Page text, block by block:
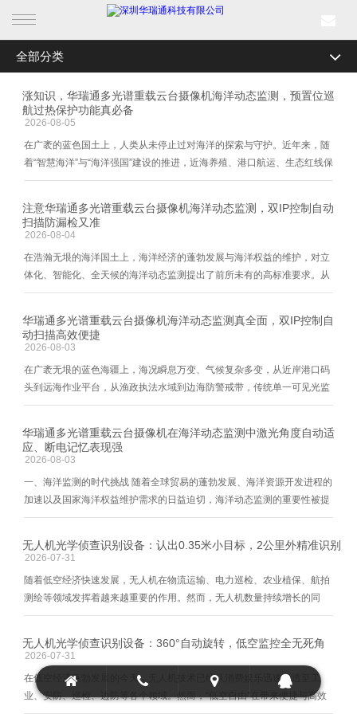
首页
产品中心
行业产品
解决方案
成功案例
新闻中心
全部分类
公司新闻
行业资讯
媒体关注
涨知识，华瑞通多光谱重载云台摄像机海洋动态监测，预置位巡
航过热保护功能真必备
2026-08-05
在广袤的蓝色国土上，人类从未停止过对海洋的探索与守护。近年来，随
着“智慧海洋”与“海洋强国”建设的推进，近海养殖、港口航运、生态红线保
护、海上风电等场景对海洋动态监测的需求呈现爆发式增长。然而，不同
注意华瑞通多光谱重载云台摄像机海洋动态监测，双IP控制自动
扫描防漏检又准
2026-08-04
在浩瀚无垠的海洋国土上，海洋经济的蓬勃发展与海洋权益的维护，对立
体化、智能化、全天候的海洋动态监测提出了前所未有的高标准要求。从
港口航道安全、海洋生态保护到海上执法取证，传统的监测手段常常受限
华瑞通多光谱重载云台摄像机海洋动态监测真全面，双IP控制自
动扫描高效便捷
2026-08-03
在广袤无垠的蓝色海疆上，海况瞬息万变、气候复杂多变，从近岸港口码
头到远海作业平台，从渔政执法水域到边海防警戒带，传统单一可见光监
控设备常常陷入“白天看不清远处、夜间全黑盲拍、雨雾天彻底失效、人工
华瑞通多光谱重载云台摄像机在海洋动态监测中激光角度自动适
应、断电记忆表现强
2026-08-03
一、海洋监测的时代挑战 随着全球贸易的蓬勃发展、海洋资源开发进程的
加速以及国家海洋权益维护需求的日益迫切，海洋动态监测的重要性被提
升至前所未有的高度。海岸线绵长、海域辽阔，海面环境常年伴随高盐
无人机光学侦查识别设备：认出0.35米小目标，2公里外精准识别
2026-07-31
随着低空经济快速发展，无人机在物流运输、电力巡检、农业植保、航拍
测绘等领域发挥着越来越重要的作用。然而，无人机数量持续增长的同
时，"黑飞""乱飞""低空入侵"等问题也日益突出，机场、园区、能源设施、
无人机光学侦查识别设备：360°自动旋转，低空监控全无死角
2026-07-31
在低空经济蓬勃发展的今天，无人机技术已经从消费娱乐迅速渗透至工
业、安防、巡检、边防等各个领域。然而，“低空自由”在带来便捷与高效